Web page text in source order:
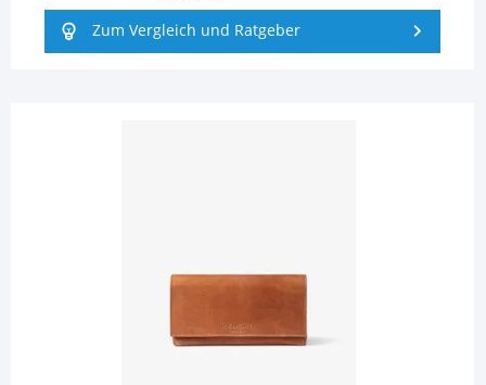
Zum Vergleich und Ratgeber